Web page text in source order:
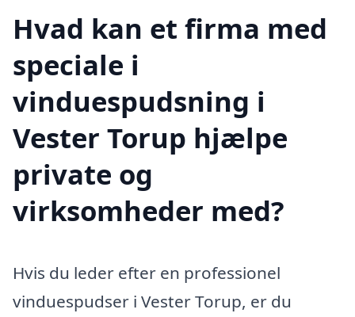
Hvad kan et firma med
speciale i
vinduespudsning i
Vester Torup hjælpe
private og
virksomheder med?
Hvis du leder efter en professionel
vinduespudser i Vester Torup, er du